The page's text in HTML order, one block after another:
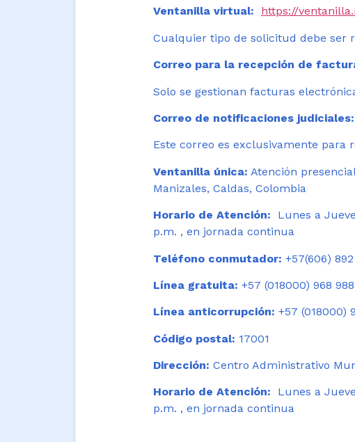
Ventanilla virtual: https://
Cualquier tipo de solicitud debe ser
Correo para la recepción de
Solo se gestionan facturas
Correo de notificaciones judiciales:
Este correo es exclusivamente para
Ventanilla única: Atención
Manizales, Caldas, Colombia
Horario de Atención:
Lunes a
p.m. , en jornada continua
Teléfono conmutador: +57(606)
Línea gratuita: +57 (018000) 968 988
Línea anticorrupción: +57 (018000)
Código postal: 17001
Dirección: Centro Administrativo
Horario de Atención: Lunes a
p.m. , en jornada continua